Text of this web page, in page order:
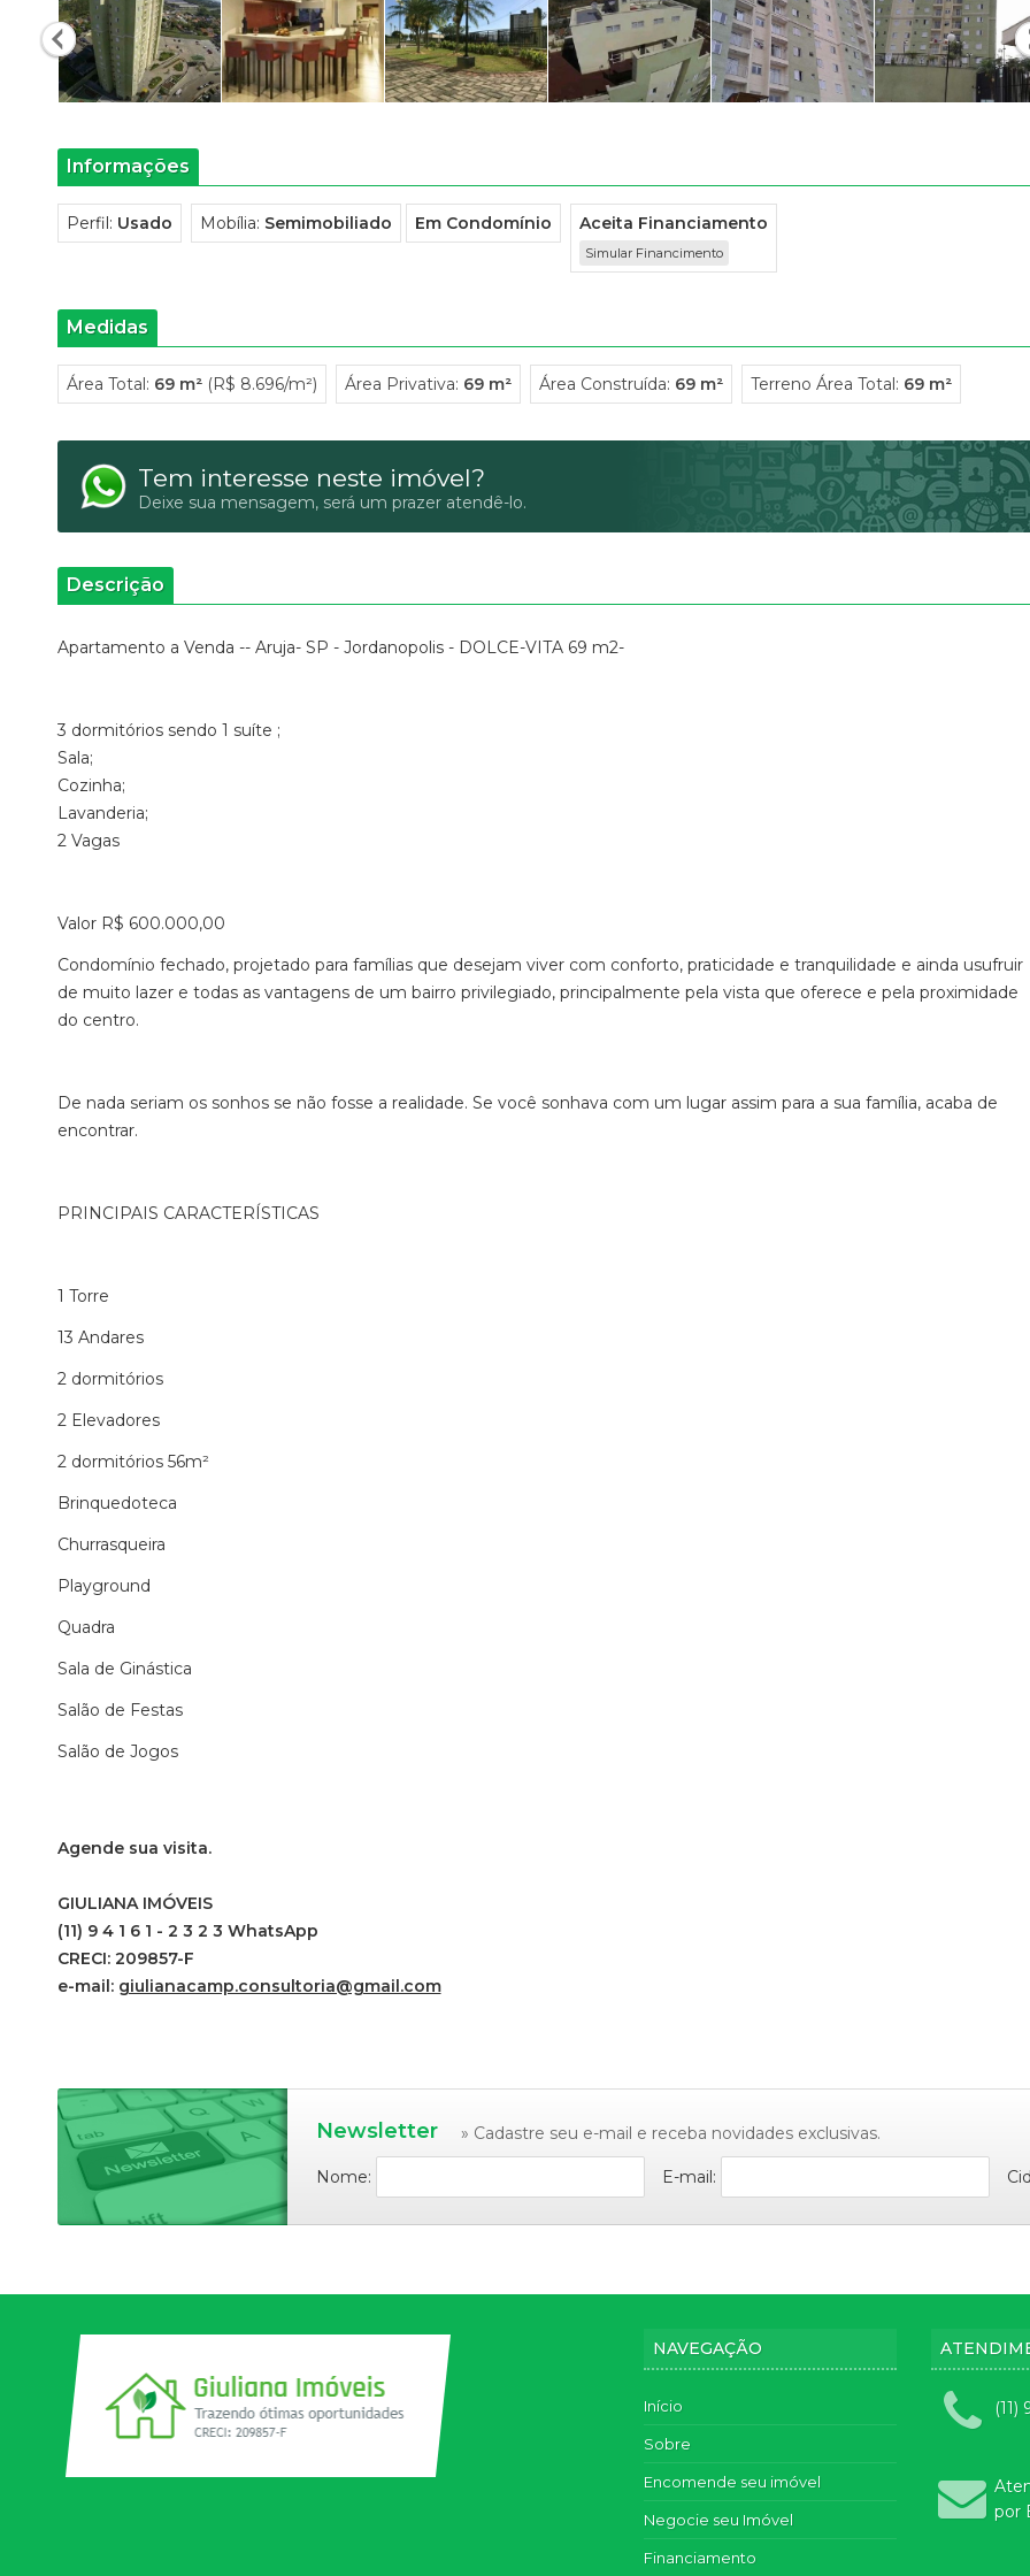
Condomínio
Condomínio
Condomínio
Condomínio
Condomínio
Convívio
Edifício
Edifício
Jm 600 (6)
Mont Clair (1)
Morada Aruja
Real Park
Informações
Perfil: Usado Mobília: Semimobiliado Em Condomínio Aceita Financiamento
Simular Financimento
Medidas
Área Total: 69 m²(R$ 8.696/m²) Área Privativa: 69 m² Área Construída: 69 m² Terreno Área Total: 69 m²
Tem interesse neste imóvel?
Deixe sua mensagem, será um prazer atendê-lo.
Descrição
Apartamento a Venda -- Aruja- SP - Jordanopolis - DOLCE-VITA 69 m2-
3 dormitórios sendo 1 suíte ;
Sala;
Cozinha;
Lavanderia;
2 Vagas
Valor R$ 600.000,00
Condomínio fechado, projetado para famílias que desejam viver com conforto, praticidade e tranquilidade e ainda usufruir
de muito lazer e todas as vantagens de um bairro privilegiado, principalmente pela vista que oferece e pela proximidade
do centro.
De nada seriam os sonhos se não fosse a realidade. Se você sonhava com um lugar assim para a sua família, acaba de
encontrar.
PRINCIPAIS CARACTERÍSTICAS
1 Torre
13 Andares
2 dormitórios
2 Elevadores
2 dormitórios 56m²
Brinquedoteca
Churrasqueira
Playground
Quadra
Sala de Ginástica
Salão de Festas
Salão de Jogos
Agende sua visita.
GIULIANA IMÓVEIS
(11) 9 4 1 6 1 - 2 3 2 3 WhatsApp
CRECI: 209857-F
e-mail: giulianacamp.consultoria@gmail.com
Newsletter » Cadastre seu e-mail e receba novidades exclusivas.
Nome: E-mail:
NAVEGAÇÃO
Início
Sobre
Encomende seu imóvel
Negocie seu Imóvel
Financiamento
(11)
por